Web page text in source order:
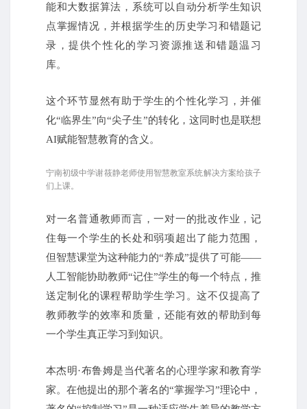
能和大数据算法，系统可以自动分析学生知识
点掌握情况，并根据学生的历史学习和错题记
录，提供个性化的学习资源推送和错题温习
库。
这个环节显然有助于学生的个性化学习，并催
化“临界生”向“尖子生”的转化，这同时也是联想
AI赋能智慧教育的含义。
宁南初级中学谢筱静老师使用智慧教室系统解决方案给孩子
们上课。
对一名普通教师而言，一对一的批改作业，记
住每一个学生的长处和弱项超出了能力范围，
但智慧课堂为这种能力的“养成”提供了可能——
人工智能协助教师“记住”学生的每一个特点，推
送定制化的课程帮助学生学习。这不仅提高了
教师教学的效率和质量，还能有效的帮助到每
一个学生真正学习到知识。
本杰明·布鲁姆是当代著名的心理学家和教育学
家。在他提出的那个著名的“掌握学习”理论中，